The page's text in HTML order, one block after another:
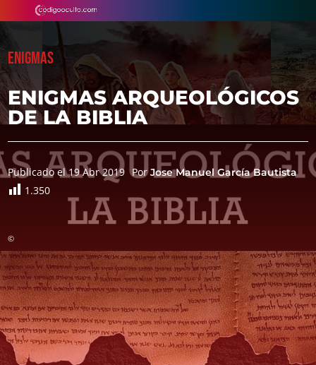
ENIGMAS
ENIGMAS ARQUEOLÓGICOS
DE LA BIBLIA
Publicado el 19 Abr 2019 PorJose Manuel García Bautista
1.350
©